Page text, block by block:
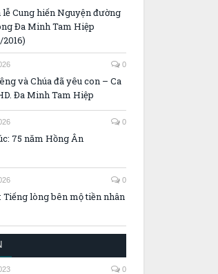
lễ Cung hiến Nguyện đường
Đa Minh Tam Hiệp
0
và Chúa đã yêu con – Ca
Đa Minh Tam Hiệp
0
75 năm Hồng Ân
0
Tiếng lòng bên mộ tiền nhân
0